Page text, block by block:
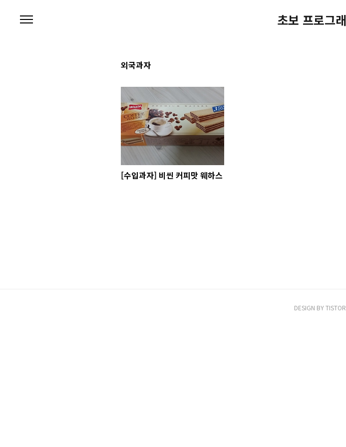
초보 프로그
외국과자
[수입과자] 비씬 커피맛 웨하스
DESIGN BY